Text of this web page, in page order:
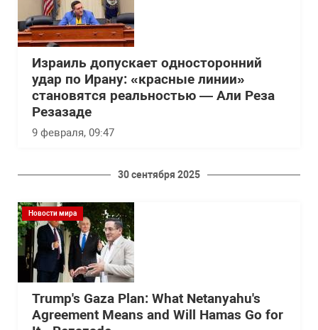
Израиль допускает односторонний
удар по Ирану: «красные линии»
становятся реальностью — Али Реза
Резазаде
9 февраля, 09:47
30 сентября 2025
Новости мира
Trump's Gaza Plan: What Netanyahu's
Agreement Means and Will Hamas Go for